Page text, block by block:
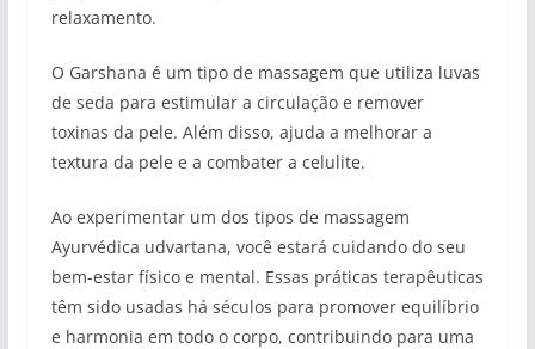
relaxamento.
O Garshana é um tipo de massagem que utiliza luvas
de seda para estimular a circulação e remover
toxinas da pele. Além disso, ajuda a melhorar a
textura da pele e a combater a celulite.
Ao experimentar um dos tipos de massagem
Ayurvédica udvartana, você estará cuidando do seu
bem-estar físico e mental. Essas práticas terapêuticas
têm sido usadas há séculos para promover equilíbrio
e harmonia em todo o corpo, contribuindo para uma